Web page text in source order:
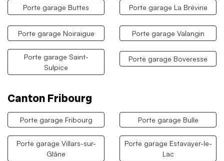
Porte garage Buttes Porte garage La Brévine
Porte garage Noiraigue Porte garage Valangin
Porte garage Saint-
Sulpice
Porte garage Boveresse
Canton Fribourg
Porte garage Fribourg Porte garage Bulle
Porte garage Villars-sur-
Glâne
Porte garage Estavayer-le-
Lac